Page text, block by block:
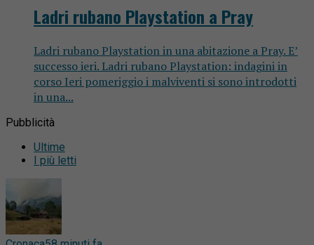
Ladri rubano Playstation a Pray
Ladri rubano Playstation in una abitazione a Pray. E’
successo ieri. Ladri rubano Playstation: indagini in
corso Ieri pomeriggio i malviventi si sono introdotti
in una...
Pubblicità
Ultime
I più letti